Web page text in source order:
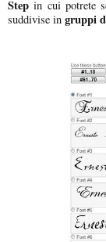
Step in cui potrete
suddivise in gruppi